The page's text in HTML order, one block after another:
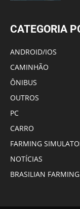
CATEGORIA
ANDROID/IOS
CAMINHÃO
ÔNIBUS
OUTROS
PC
CARRO
FARMING
NOTÍCIAS
BRASILIAN FARMING